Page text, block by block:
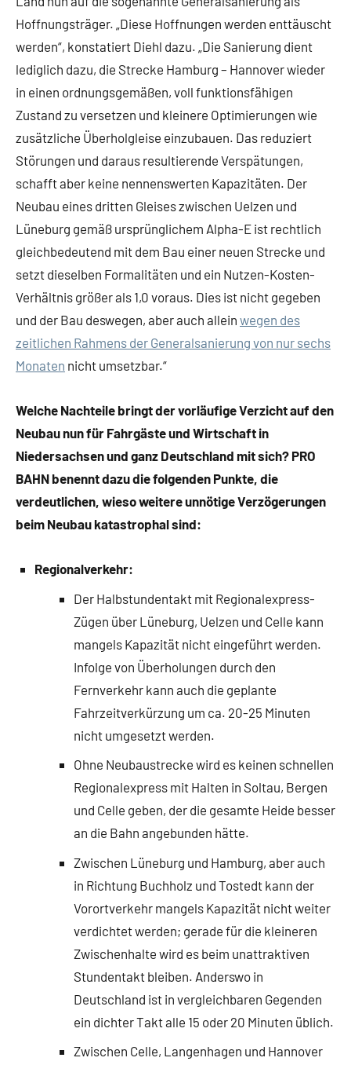
Hoffnungsträger. „Diese Hoffnungen werden enttäuscht
werden“, konstatiert Diehl dazu. „Die Sanierung dient
lediglich dazu, die Strecke Hamburg – Hannover wieder
in einen ordnungsgemäßen, voll funktionsfähigen
Zustand zu versetzen und kleinere Optimierungen wie
zusätzliche Überholgleise einzubauen. Das reduziert
Störungen und daraus resultierende Verspätungen,
schafft aber keine nennenswerten Kapazitäten. Der
Neubau eines dritten Gleises zwischen Uelzen und
Lüneburg gemäß ursprünglichem Alpha-E ist rechtlich
gleichbedeutend mit dem Bau einer neuen Strecke und
setzt dieselben Formalitäten und ein Nutzen-Kosten-
Verhältnis größer als 1,0 voraus. Dies ist nicht gegeben
und der Bau deswegen, aber auch allein wegen des
zeitlichen Rahmens der Generalsanierung von nur sechs
Monaten nicht umsetzbar.“
Welche Nachteile bringt der vorläufige Verzicht auf den
Neubau nun für Fahrgäste und Wirtschaft in
Niedersachsen und ganz Deutschland mit sich? PRO
BAHN benennt dazu die folgenden Punkte, die
verdeutlichen, wieso weitere unnötige Verzögerungen
beim Neubau katastrophal sind:
Regionalverkehr:
Der Halbstundentakt mit Regionalexpress-
Zügen über Lüneburg, Uelzen und Celle kann
mangels Kapazität nicht eingeführt werden.
Infolge von Überholungen durch den
Fernverkehr kann auch die geplante
Fahrzeitverkürzung um ca. 20-25 Minuten
nicht umgesetzt werden.
Ohne Neubaustrecke wird es keinen schnellen
Regionalexpress mit Halten in Soltau, Bergen
und Celle geben, der die gesamte Heide besser
an die Bahn angebunden hätte.
Zwischen Lüneburg und Hamburg, aber auch
in Richtung Buchholz und Tostedt kann der
Vorortverkehr mangels Kapazität nicht weiter
verdichtet werden; gerade für die kleineren
Zwischenhalte wird es beim unattraktiven
Stundentakt bleiben. Anderswo in
Deutschland ist in vergleichbaren Gegenden
ein dichter Takt alle 15 oder 20 Minuten üblich.
Zwischen Celle, Langenhagen und Hannover